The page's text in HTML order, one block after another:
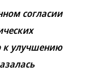
согласии
к улучшению